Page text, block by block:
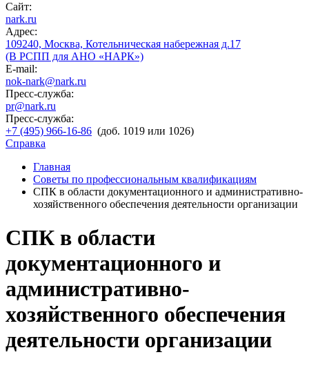
Сайт:
nark.ru
Адрес:
109240, Москва, Котельническая набережная д.17
(В РСПП для АНО «НАРК»)
E-mail:
nok-nark@nark.ru
Пресс-служба:
pr@nark.ru
Пресс-служба:
+7 (495) 966-16-86 (доб. 1019 или 1026)
Справка
Главная
Советы по профессиональным квалификациям
СПК в области документационного и административно-
хозяйственного обеспечения деятельности организации
СПК в области
документационного и
административно-
хозяйственного обеспечения
деятельности организации